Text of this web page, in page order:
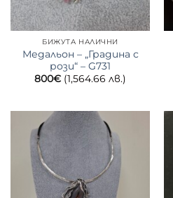
БИЖУТА НАЛИЧНИ
Медальон – „Градина с
рози“ – G731
800€ (1,564.66 лв.)